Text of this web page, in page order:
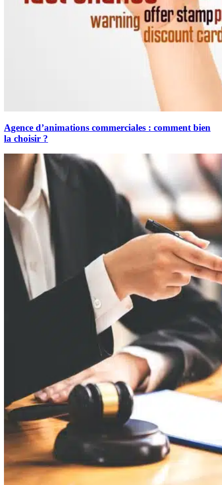
Agence d’animations commerciales : comment bien
la choisir ?